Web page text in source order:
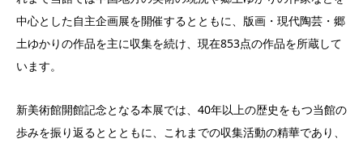
中心とした自主企画展を開催するとともに、版画・現代陶芸・郷
土ゆかりの作品を主に収集を続け、現在853点の作品を所蔵して
います。
新美術館開館記念となる本展では、40年以上の歴史をもつ当館の
歩みを振り返るととともに、これまでの収集活動の精華であり、